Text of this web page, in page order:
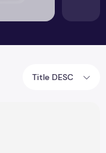
Title DESC